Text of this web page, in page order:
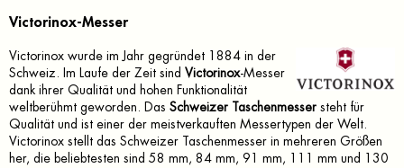
Victorinox-Messer
Victorinox wurde im Jahr gegründet 1884 in der
Schweiz. Im Laufe der Zeit sind Victorinox-Messer
dank ihrer Qualität und hohen Funktionalität
weltberühmt geworden. Das Schweizer Taschenmesser steht für
Qualität und ist einer der meistverkauften Messertypen der Welt.
Victorinox stellt das Schweizer Taschenmesser in mehreren Größen
her, die beliebtesten sind 58 mm, 84 mm, 91 mm, 111 mm und 130